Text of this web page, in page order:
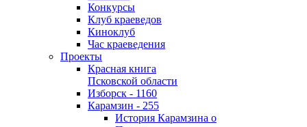
Конкурсы
Клуб краеведов
Киноклуб
Час краеведения
Проекты
Красная книга
Псковской области
Изборск - 1160
Карамзин - 255
История Карамзина о